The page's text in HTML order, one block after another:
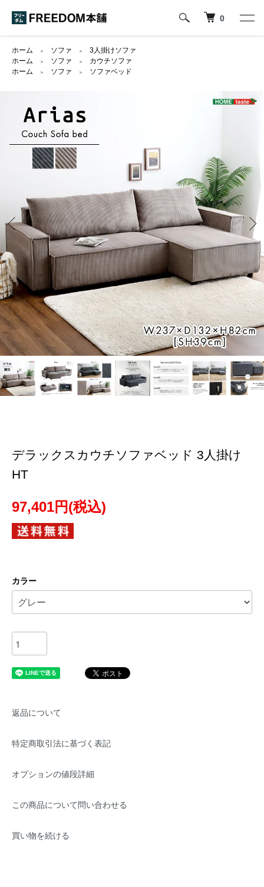
0
ホーム ＞ ソファ ＞
3人掛けソファ
ホーム
＞ ソファ ＞
カウチソファ
ホーム
＞ ソファ ＞ ソファベッド
デラックスカウチソファベッド 3人掛け
HT
97,401円(税込)
カラー
返品について
特定商取引法に基づく表記
オプションの値段詳細
この商品について問い合わせる
買い物を続ける